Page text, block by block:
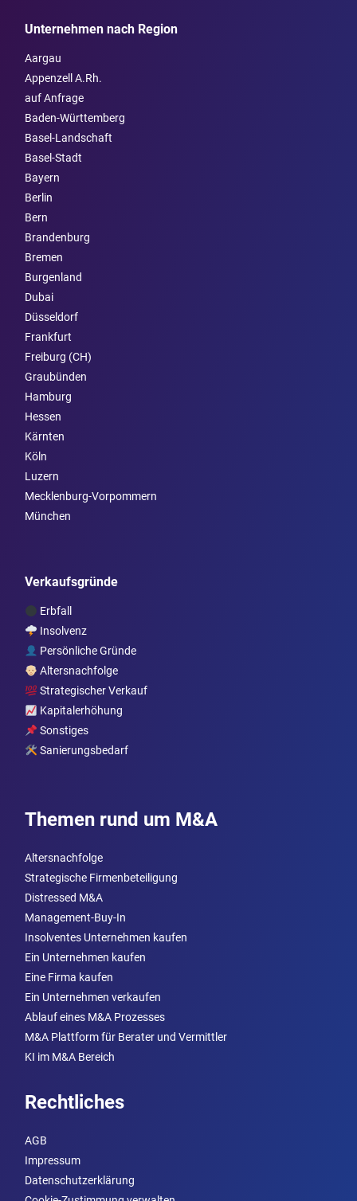
Unternehmen nach Region
Aargau
Appenzell A.Rh.
auf Anfrage
Baden-Württemberg
Basel-Landschaft
Basel-Stadt
Bayern
Berlin
Bern
Brandenburg
Bremen
Burgen­land
Dubai
Düsseldorf
Frankfurt
Freiburg (CH)
Graubünden
Hamburg
Hessen
Kärnten
Köln
Luzern
Mecklenburg-Vorpommern
München
Verkaufsgründe
Erbfall
Insolvenz
Persönliche Gründe
Altersnachfolge
Strategischer Verkauf
Kapitalerhöhung
Sonstiges
Sanierungsbedarf
Themen rund um M&A
Altersnachfolge
Strategische Firmenbeteiligung
Distressed M&A
Management-Buy-In
Insolventes Unternehmen kaufen
Ein Unternehmen kaufen
Eine Firma kaufen
Ein Unternehmen verkaufen
Ablauf eines M&A Prozesses
M&A Plattform für Berater und Vermittler
KI im M&A Bereich
Rechtliches
AGB
Impressum
Datenschutzerklärung